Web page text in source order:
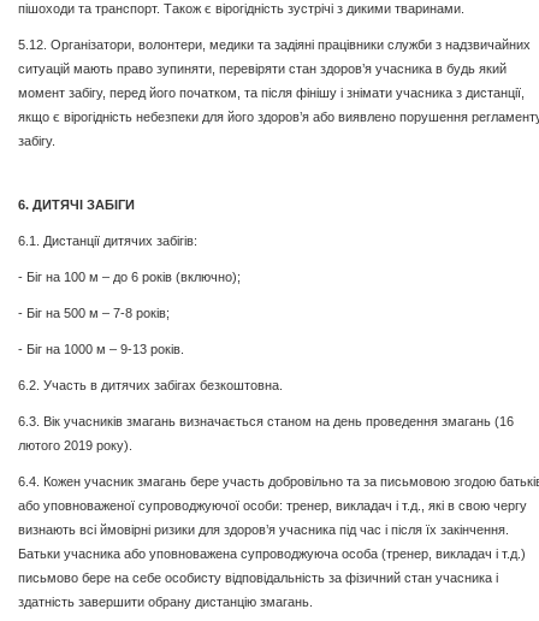
пішоходи та транспорт. Також є вірогідність зустрічі з дикими тваринами.
5.12. Організатори, волонтери, медики та задіяні працівники служби з надзвичайних
ситуацій мають право зупиняти, перевіряти стан здоров’я учасника в будь який
момент забігу, перед його початком, та після фінішу і знімати учасника з дистанції,
якщо є вірогідність небезпеки для його здоров’я або виявлено порушення
забігу.
6. ДИТЯЧІ ЗАБІГИ
6.1. Дистанції дитячих забігів:
- Біг на 100 м – до 6 років (включно);
- Біг на 500 м – 7-8 років;
- Біг на 1000 м – 9-13 років.
6.2. Участь в дитячих забігах безкоштовна.
6.3. Вік учасників змагань визначається станом на день проведення змагань (16
лютого 2019 року).
6.4. Кожен учасник змагань бере участь добровільно та за письмовою згодою
або уповноваженої супроводжуючої особи: тренер, викладач і т.д., які в свою чергу
визнають всі ймовірні ризики для здоров’я учасника під час і після їх закінчення.
Батьки учасника або уповноважена супроводжуюча особа (тренер, викладач і т.д.)
письмово бере на себе особисту відповідальність за фізичний стан учасника і
здатність завершити обрану дистанцію змагань.